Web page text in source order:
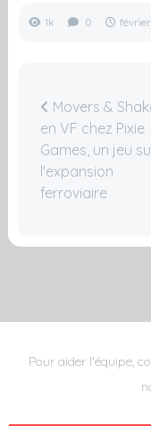
1k 0
Movers &
en VF chez Pixie
Games, un jeu
l'expansion
ferroviaire
Pour aider l'équipe,